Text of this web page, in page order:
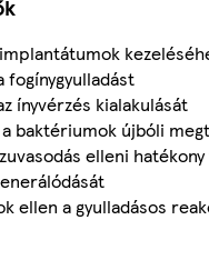
fogínygyulladást
ínyvérzés kialakulását
baktériumok újbóli
elleni
ellen a gyulladásos